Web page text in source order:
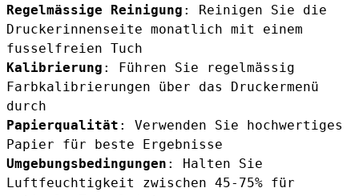
Regelmässige Reinigung : Reinigen Sie die
Druckerinnenseite monatlich mit einem
fusselfreien Tuch
Kalibrierung : Führen Sie regelmässig
Farbkalibrierungen über das Druckermenü
durch
Papierqualität : Verwenden Sie hochwertiges
Papier für beste Ergebnisse
Umgebungsbedingungen : Halten Sie
Luftfeuchtigkeit zwischen 45-75% für